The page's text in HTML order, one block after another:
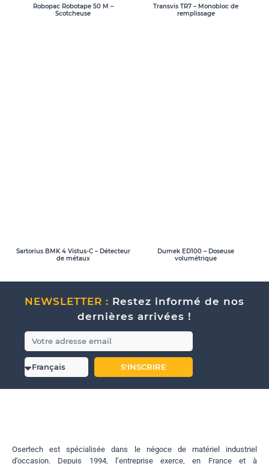
Robopac Robotape 50 M –
Scotcheuse
Transvis TR7 – Monobloc de
remplissage
Sartorius BMK 4 Vistus-C – Détecteur
de métaux
Dumek ED100 – Doseuse
volumétrique
NEWSLETTER : Restez informé de nos
dernières arrivées !
S'INSCRIRE
Osertech est spécialisée dans le négoce de matériel industriel
d’occasion. Depuis 1994, l’entreprise exerce, en France et à